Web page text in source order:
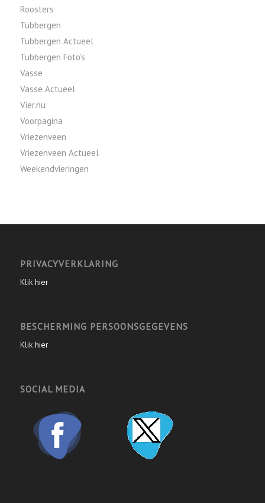
Roosters
Tubbergen
Tubbergen Actueel
Tubbergen Foto’s
Vasse
Vasse Actueel
Vier.nu
Voorpagina
Vriezenveen
Vriezenveen Actueel
Weekendvieringen
PRIVACYVERKLARING
Klik hier
BESCHERMING PERSOONSGEGEVENS
Klik hier
SOCIAL MEDIA